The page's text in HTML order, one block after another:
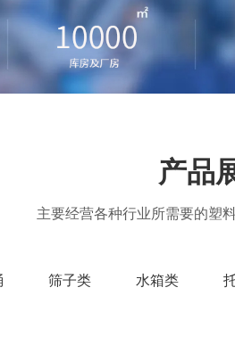
产品
主要经营各种行业所需要的塑
筛子类 水箱类